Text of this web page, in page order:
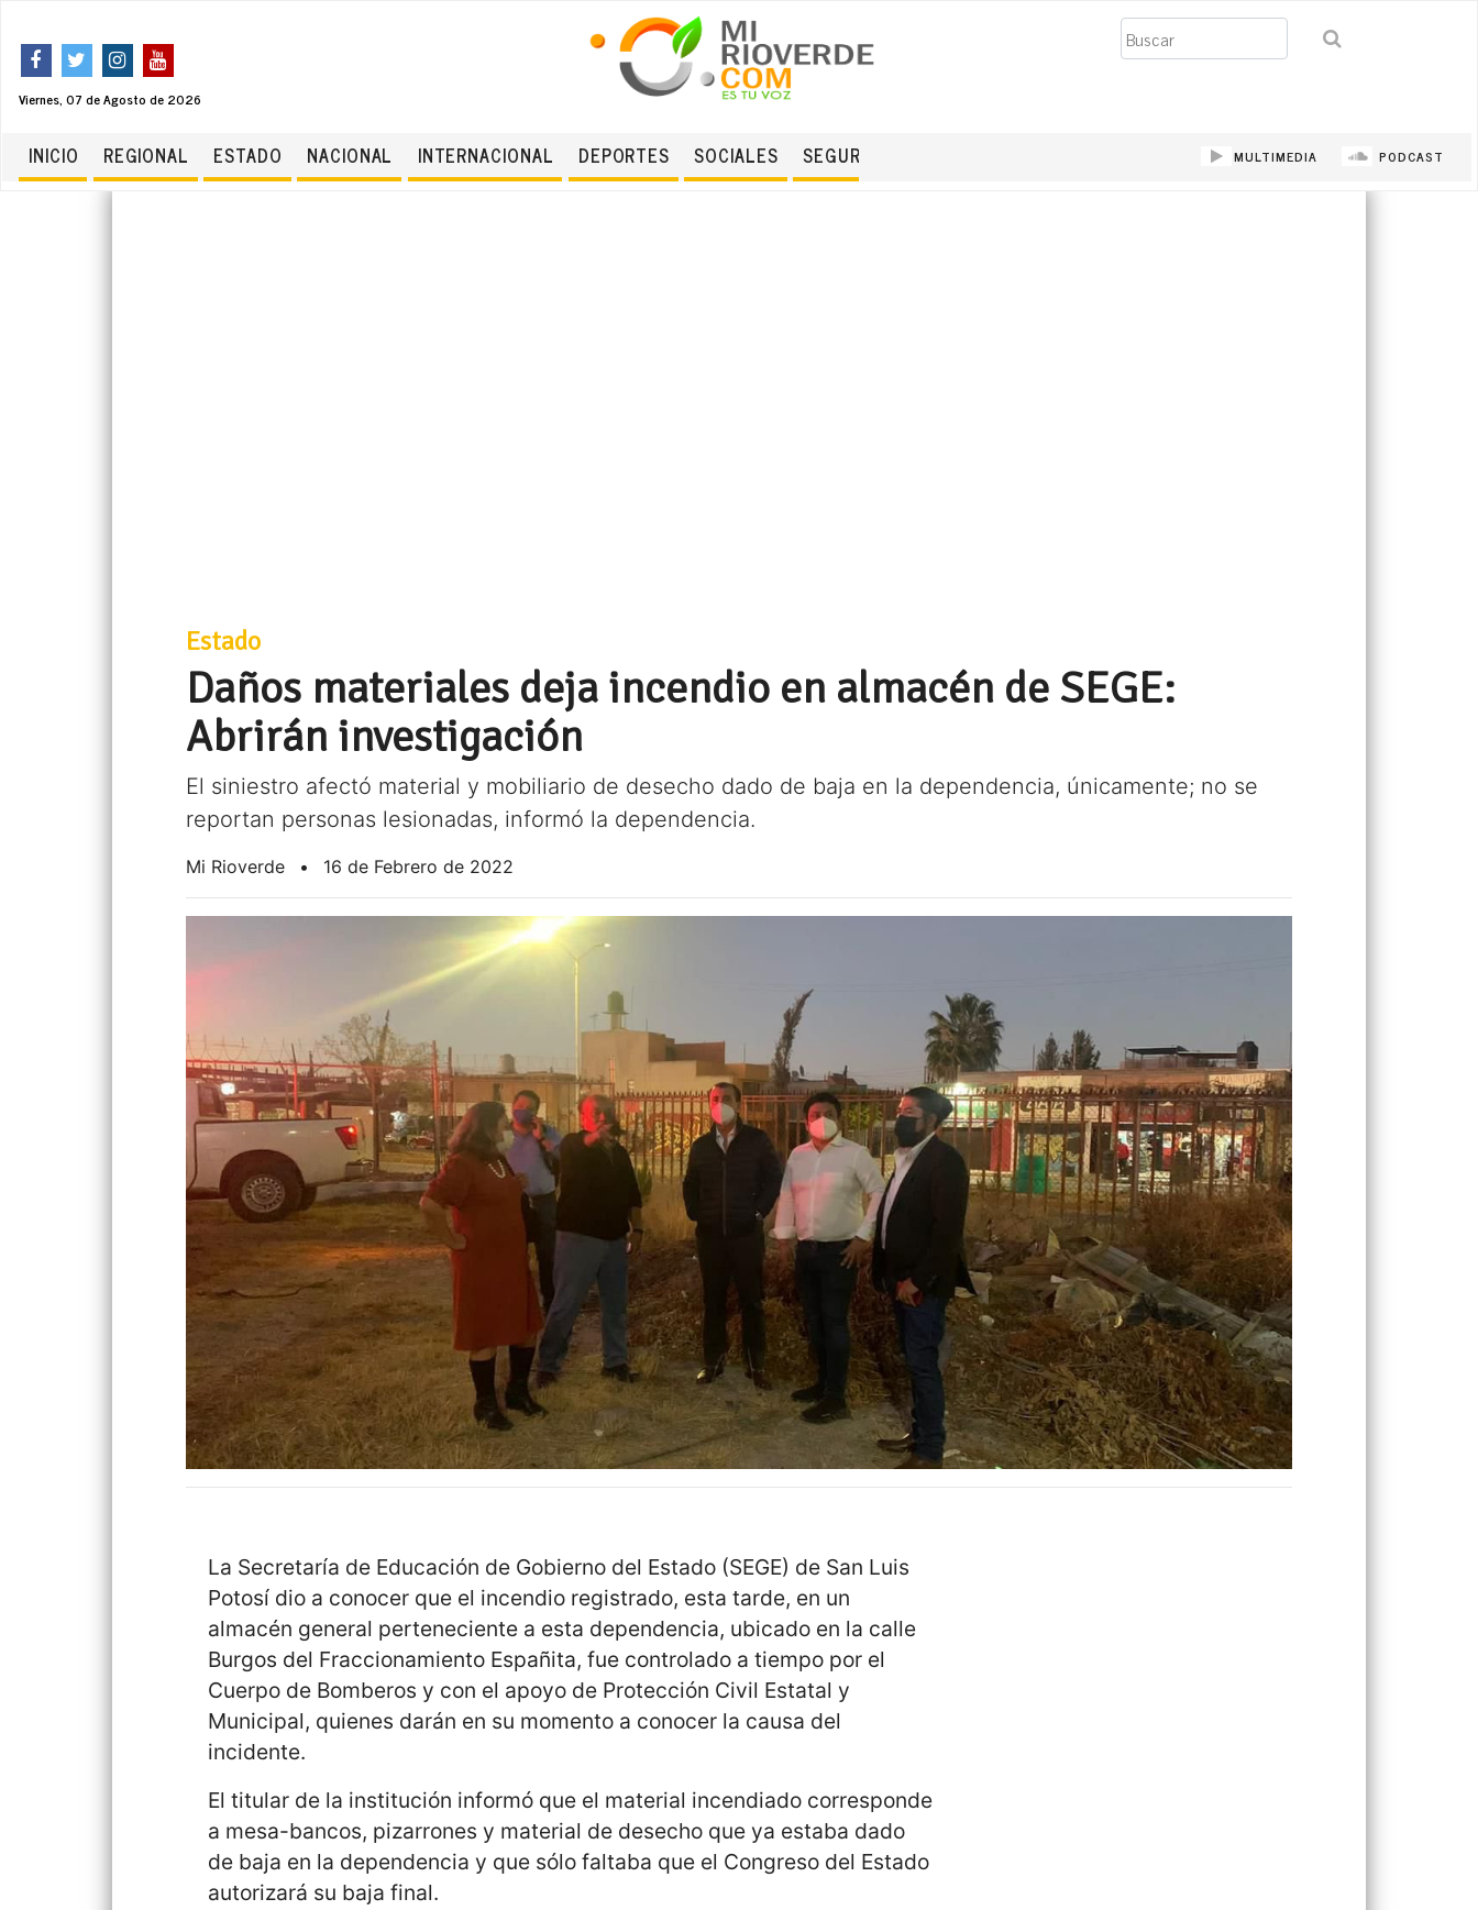
Viernes, 07 de Agosto de 2026
Buscar
INICIO REGIONAL ESTADO NACIONAL INTERNACIONAL DEPORTES SOCIALES SEGURIDAD MULTIMEDIA PODCAST
Estado
Daños materiales deja incendio en almacén de SEGE:
Abrirán investigación
El siniestro afectó material y mobiliario de desecho dado de baja en la dependencia, únicamente; no se
reportan personas lesionadas, informó la dependencia.
Mi Rioverde • 16 de Febrero de 2022
La Secretaría de Educación de Gobierno del Estado (SEGE) de San Luis
Potosí dio a conocer que el incendio registrado, esta tarde, en un
almacén general perteneciente a esta dependencia, ubicado en la calle
Burgos del Fraccionamiento Españita, fue controlado a tiempo por el
Cuerpo de Bomberos y con el apoyo de Protección Civil Estatal y
Municipal, quienes darán en su momento a conocer la causa del
incidente.
El titular de la institución informó que el material incendiado corresponde
a mesa-bancos, pizarrones y material de desecho que ya estaba dado
de baja en la dependencia y que sólo faltaba que el Congreso del Estado
autorizará su baja final.